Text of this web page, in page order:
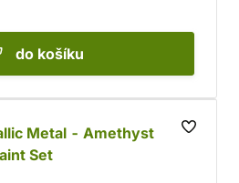
do košíku
Metal - Amethyst
Set